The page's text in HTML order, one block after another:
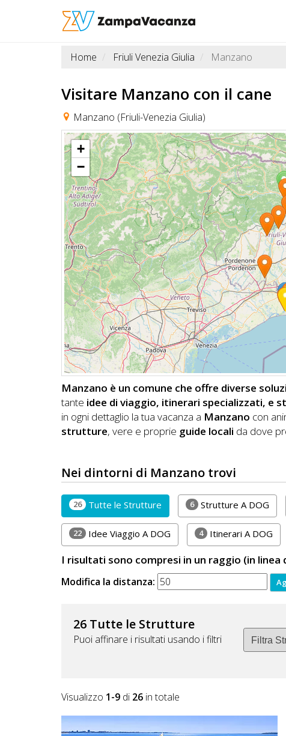
STRUTTURE
LUOGHI
OFFERTE
CHIEDI
CODICE
Video
Tutorial
Lavora
Registrati
Home Friuli Venezia Giulia Manzano
Visitare Manzano con il cane
Manzano (Friuli-Venezia Giulia)
+
−
Manzano è un comune che offre diverse
tante idee di viaggio, itinerari specializzati, e
in ogni dettaglio la tua vacanza a Manzano con
strutture, vere e proprie guide locali da dove
Nei dintorni di Manzano trovi
26 Tutte le Strutture 6 Strutture A DOG
22 Idee Viaggio A DOG 4 Itinerari A DOG
I risultati sono compresi in un raggio (in linea
Modifica la distanza:
26 Tutte le Strutture
Puoi affinare i risultati usando i filtri
Visualizzo 1-9 di 26 in totale